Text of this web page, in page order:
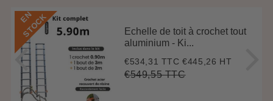
E
N
S
T
O
C
K
Echelle de toit à crochet tout
aluminium - Ki...
Prix
réduit
€534,31 TTC€534,31
€445,26 HT
Prix
€549,55 TTC€549,55